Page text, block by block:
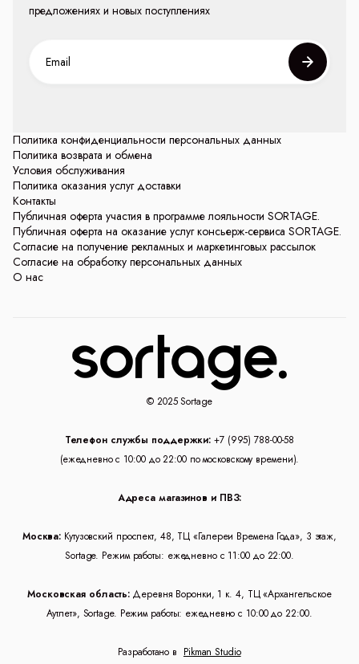
Политика конфиденциальности персональных данных
Политика возврата и обмена
Условия обслуживания
Политика оказания услуг доставки
Контакты
Публичная оферта участия в программе лояльности SORTAGE.
Публичная оферта на оказание услуг консьерж-сервиса SORTAGE.
Согласие на получение рекламных и маркетинговых рассылок
Согласие на обработку персональных данных
О нас
предложениях и новых поступлениях
© 2025 Sortage
Телефон службы поддержки: +7 (995) 788-00-58
(ежедневно с 10:00 до 22:00 по московскому времени).
Адреса магазинов и ПВЗ:
Москва: Кутузовский проспект, 48, ТЦ «Галереи Времена Года», 3 этаж,
Sortage. Режим работы: ежедневно с 11:00 до 22:00.
Московская область: Деревня Воронки, 1 к. 4, ТЦ «Архангельское
Аутлет», Sortage. Режим работы: ежедневно с 10:00 до 22:00.
Разработано в Pikman Studio